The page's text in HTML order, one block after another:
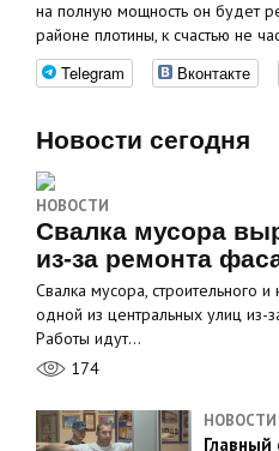
на полную мощность он будет
районе плотины, к счастью не
Telegram Вконтакте
Новости сегодня
НОВОСТИ
Свалка мусора
из-за ремонта
Свалка мусора, строительного и
одной из центральных улиц
Работы идут…
174
НОВОСТИ
Главный